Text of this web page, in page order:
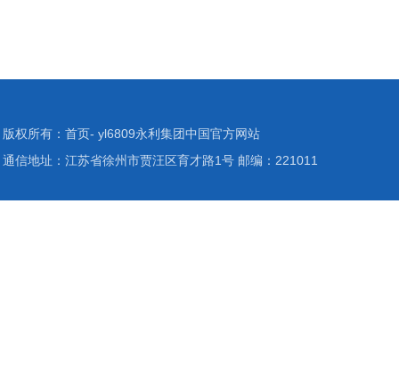
版权所有：首页- yl6809永利集团中国官方网站
通信地址：江苏省徐州市贾汪区育才路1号 邮编：221011